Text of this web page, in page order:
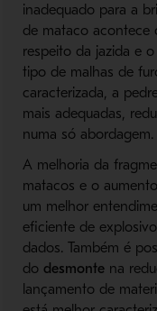
inadequado para a
de mataco acontece
respeito da jazida e
tipo de malhas de
caracterizada, a
mais adequadas,
numa só abordagem.
A melhoria da
matacos e o
um melhor
eficiente de
dados. Também é
do desmontena
lançamento de